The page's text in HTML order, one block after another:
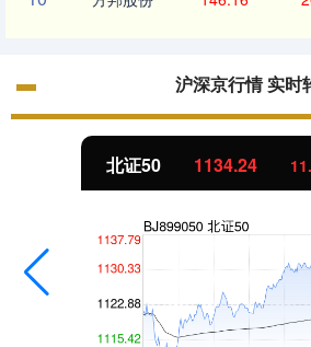
沪深京行情 实时
北证50 1134.24